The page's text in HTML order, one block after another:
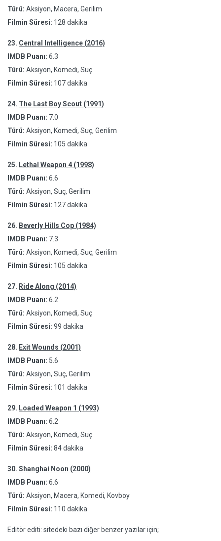
Türü: Aksiyon, Macera, Gerilim
Filmin Süresi: 128 dakika
23. Central Intelligence (2016)
IMDB Puanı: 6.3
Türü: Aksiyon, Komedi, Suç
Filmin Süresi: 107 dakika
24. The Last Boy Scout (1991)
IMDB Puanı: 7.0
Türü: Aksiyon, Komedi, Suç, Gerilim
Filmin Süresi: 105 dakika
25. Lethal Weapon 4 (1998)
IMDB Puanı: 6.6
Türü: Aksiyon, Suç, Gerilim
Filmin Süresi: 127 dakika
26. Beverly Hills Cop (1984)
IMDB Puanı: 7.3
Türü: Aksiyon, Komedi, Suç, Gerilim
Filmin Süresi: 105 dakika
27. Ride Along (2014)
IMDB Puanı: 6.2
Türü: Aksiyon, Komedi, Suç
Filmin Süresi: 99 dakika
28. Exit Wounds (2001)
IMDB Puanı: 5.6
Türü: Aksiyon, Suç, Gerilim
Filmin Süresi: 101 dakika
29. Loaded Weapon 1 (1993)
IMDB Puanı: 6.2
Türü: Aksiyon, Komedi, Suç
Filmin Süresi: 84 dakika
30. Shanghai Noon (2000)
IMDB Puanı: 6.6
Türü: Aksiyon, Macera, Komedi, Kovboy
Filmin Süresi: 110 dakika
Editör editi: sitedeki bazı diğer benzer yazılar için;